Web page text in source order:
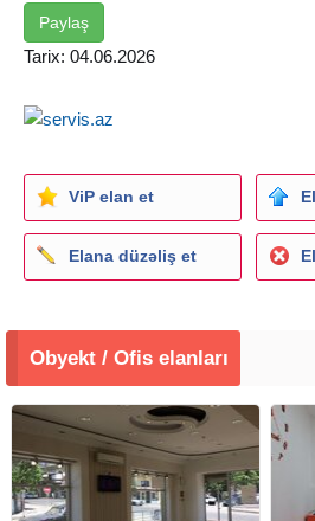
Geniş parking imkanı var
Hazır işlək avtoservis kimi fəaliyyət
Çıxarışi var.
Paylaş
Tarix: 04.06.2026
ViP elan et
Elana düzəliş et
Obyekt / Ofis elanları